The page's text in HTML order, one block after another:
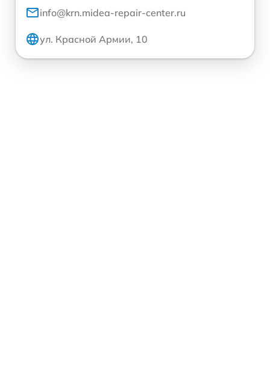
info@krn.midea-repair-center.ru
ул. Красной Армии, 10